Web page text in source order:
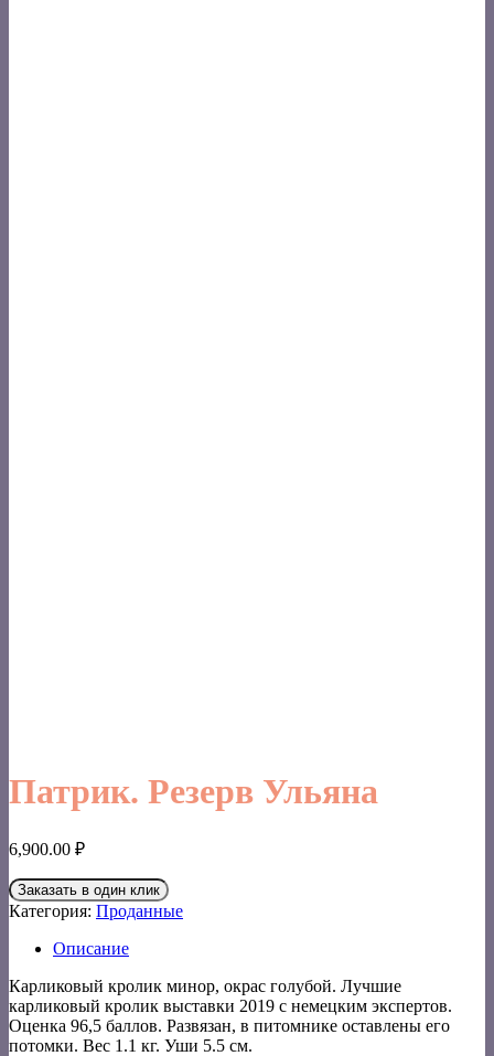
Патрик. Резерв Ульяна
6,900.00 ₽
Заказать в один клик
Категория: Проданные
Описание
Карликовый кролик минор, окрас голубой. Лучшие
карликовый кролик выставки 2019 с немецким экспертов.
Оценка 96,5 баллов. Развязан, в питомнике оставлены его
потомки. Вес 1.1 кг. Уши 5.5 см.